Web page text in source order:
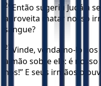
26 Então sugeriu Judá a
aproveita matar nosso
sangue?
27 Vinde, vendamo-lo
a mão sobre ele: é
nós!” E seus irmãos o